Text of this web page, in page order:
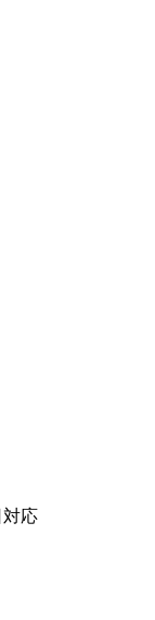
対応